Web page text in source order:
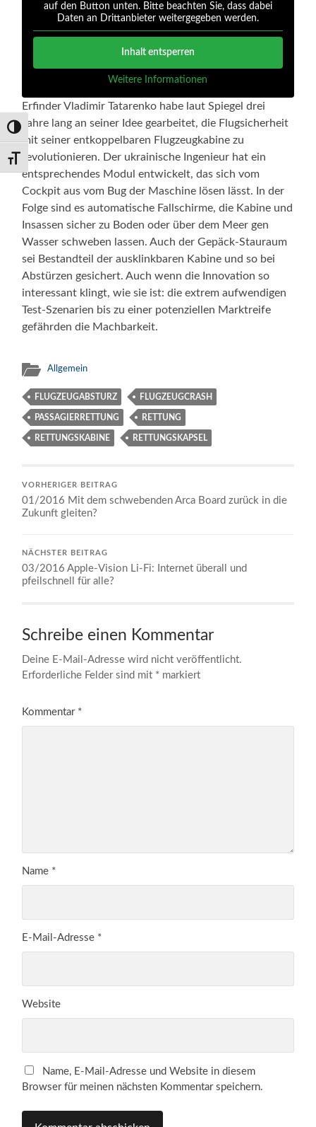
Umschalten auf hohe Kontraste
Schrift vergrößern
auf den Button unten. Bitte beachten Sie, dass dabei
Daten an Drittanbieter weitergegeben werden.
Inhalt entsperren
Weitere Informationen
Erfinder Vladimir Tatarenko habe laut Spiegel drei
Jahre lang an seiner Idee gearbeitet, die Flugsicherheit
mit seiner entkoppelbaren Flugzeugkabine zu
revolutionieren. Der ukrainische Ingenieur hat ein
entsprechendes Modul entwickelt, das sich vom
Cockpit aus vom Bug der Maschine lösen lässt. In der
Folge sind es automatische Fallschirme, die Kabine und
Insassen sicher zu Boden oder über dem Meer gen
Wasser schweben lassen. Auch der Gepäck-Stauraum
sei Bestandteil der ausklinkbaren Kabine und so bei
Abstürzen gesichert. Auch wenn die Innovation so
interessant klingt, wie sie ist: die extrem aufwendigen
Test-Szenarien bis zu einer potenziellen Marktreife
gefährden die Machbarkeit.
Allgemein
FLUGZEUGABSTURZ FLUGZEUGCRASH
PASSAGIERRETTUNG RETTUNG
RETTUNGSKABINE RETTUNGSKAPSEL
VORHERIGER BEITRAG
01/2016 Mit dem schwebenden Arca Board zurück in die
Zukunft gleiten?
NÄCHSTER BEITRAG
03/2016 Apple-Vision Li-Fi: Internet überall und
pfeilschnell für alle?
Schreibe einen Kommentar
Deine E-Mail-Adresse wird nicht veröffentlicht.
Erforderliche Felder sind mit * markiert
Kommentar *
Name *
E-Mail-Adresse *
Website
Name, E-Mail-Adresse und Website in diesem
Browser für meinen nächsten Kommentar speichern.